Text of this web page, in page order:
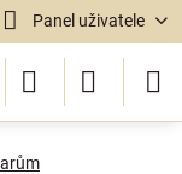
Panel uživatele